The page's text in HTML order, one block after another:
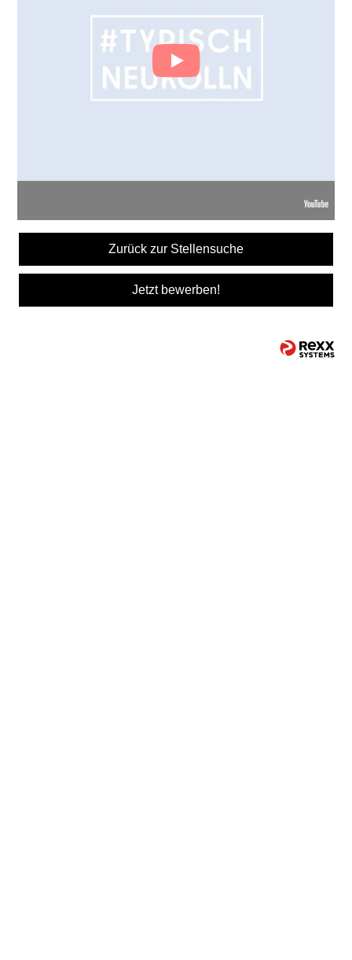
Zurück zur Stellensuche
Jetzt bewerben!